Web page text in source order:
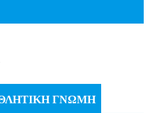
ΓΝΩΜΗ